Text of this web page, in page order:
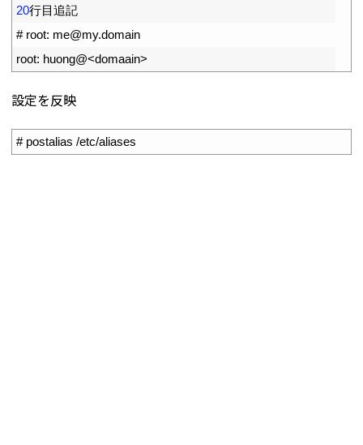
20行目追記
# root: me@my.domain
root: huong@<domaain>
設定を反映
# postalias /etc/aliases